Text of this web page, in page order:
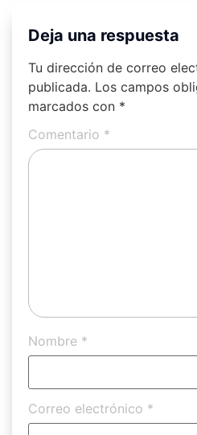
Deja una respuesta
Tu dirección de correo
publicada. Los campos
marcados con *
Comentario *
Nombre *
Correo electrónico *